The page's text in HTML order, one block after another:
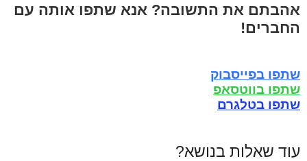
אהבתם את התשובה? אנא שתפו אותה עם
החברים!
שתפו בפייסבוק
שתפו בווטסאפ
שתפו בטלגרם
עוד שאלות בנושא?